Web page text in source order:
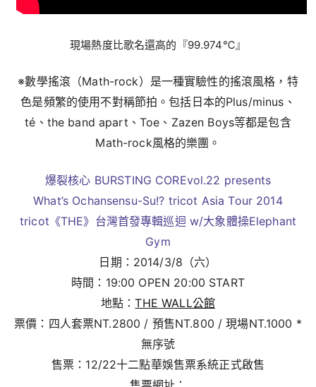
現場熱度比歌名還高的『99.974℃』
※數學搖滾（Math-rock）是一種實驗性的搖滾風格，特
色是頻繁的使用不對稱節拍。包括日本的Plus/minus、
té、the band apart、Toe、Zazen Boys等都是包含
Math-rock風格的樂團。
爆裂核心 BURSTING COREvol.22 presents
What’s Ochansensu-Su!? tricot Asia Tour 2014
tricot《THE》台灣首發專輯巡迴 w/大象體操Elephant
Gym
日期：2014/3/8（六）
時間：19:00 OPEN 20:00 START
地點：THE WALL公館
票價：四人套票NT.2800 / 預售NT.800 / 現場NT.1000 *
無序號
售票：12/22十二點華娛售票系統正式啟售